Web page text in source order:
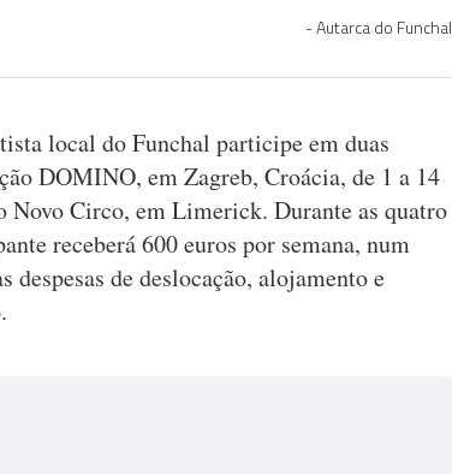
Autarca do Funchal
local do Funchal participe em duas
DOMINO, em Zagreb, Croácia, de 1 a 14
Novo Circo, em Limerick. Durante as quatro
receberá 600 euros por semana, num
despesas de deslocação, alojamento e